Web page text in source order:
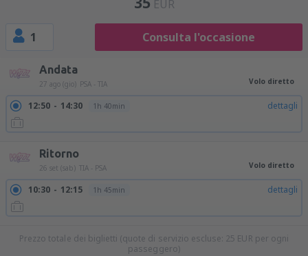
EUR
1 Consulta l'occasione
Andata
27 ago (gio) PSA - TIA Volo diretto
12:50 14:30 1h 40min dettagli
Ritorno
26 set (sab) TIA - PSA Volo diretto
10:30 12:15 1h 45min dettagli
Prezzo totale dei biglietti (quote di servizio escluse: 25 EUR per ogni
passeggero)